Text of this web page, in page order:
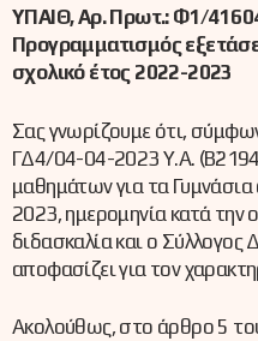
ΥΠΑΙΘ, Αρ. Πρωτ.: Φ1/
Προγραμματισμός
σχολικό έτος 2022-2023
Σας γνωρίζουμε ότι,
ΓΔ4/04-04-2023 Υ.Α.
μαθημάτων για τα Γυμνάσια
2023, ημερομηνία κατά την
διδασκαλία και ο
αποφασίζει για τον
Ακολούθως, στο άρθρο 5